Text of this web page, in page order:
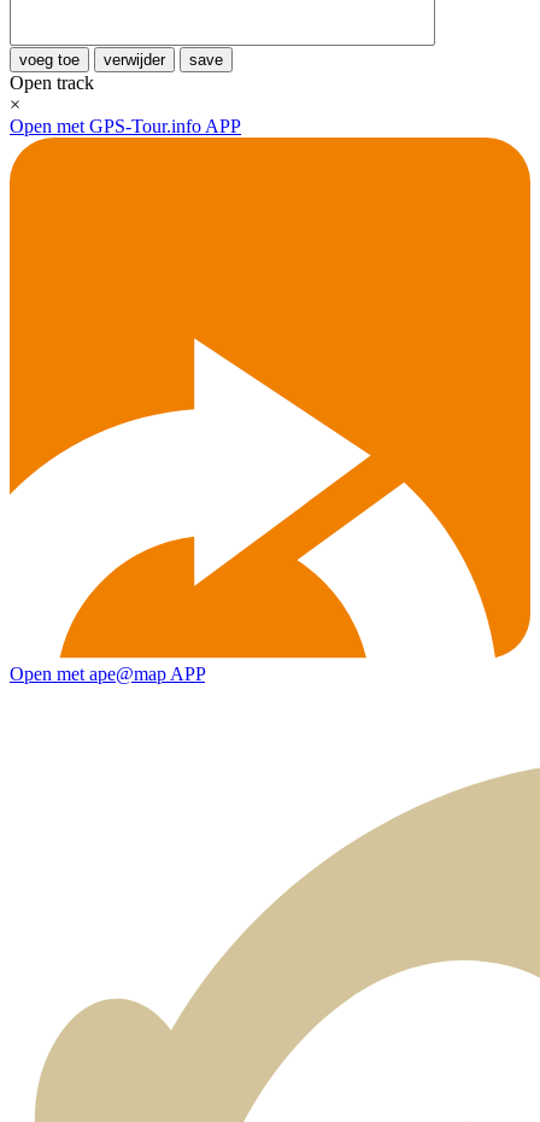
voeg toe verwijder save
Open track
×
Open met GPS-Tour.info APP
Open met ape@map APP